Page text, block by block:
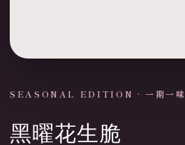
SEASONAL EDITION · 一期一味
黑曜花生脆